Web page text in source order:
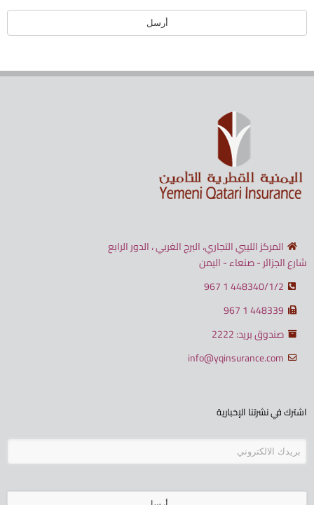
أرسل
هذا
المركز الليبي التجاري، البرج الغربي ، الدور الرابع
شارع الجزائر - صنعاء - اليمن
448340/1/2 1 967
448339 1 967
صندوق بريد: 2222
info@yqinsurance.com
اشترك في نشرتنا الإخبارية